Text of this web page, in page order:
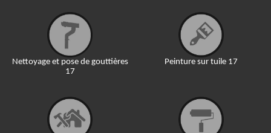
Nettoyage et pose de gouttières
17
Peinture sur tuile 17